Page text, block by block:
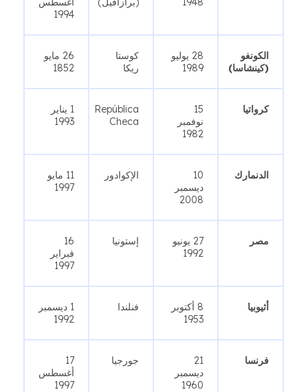
1994
الكونغو
(كينشاسا)
28 يوليو
1989
كوستا
ريكا
26 مايو
1852
كرواتيا
15
نوفمبر
1982
República
Checa
1 يناير
1993
الدنمارك
10
ديسمبر
2008
الإكوادور
11 مايو
1997
مصر
27 يونيو
1992
إستونيا
16
فبراير
1997
أثيوبيا
8 أكتوبر
1953
فنلندا
1 ديسمبر
1992
فرنسا
21
ديسمبر
1960
جورجيا
17
أغسطس
1997